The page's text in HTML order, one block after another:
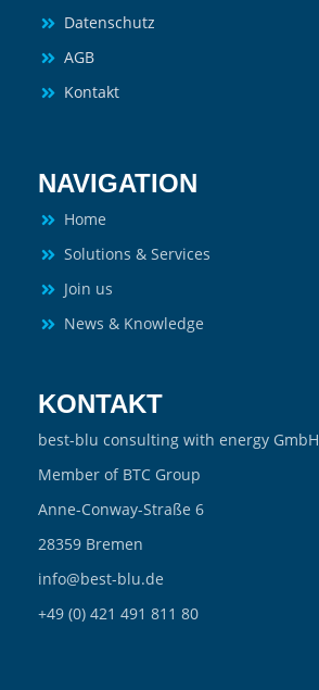
Datenschutz
AGB
Kontakt
NAVIGATION
Home
Solutions & Services
Join us
News & Knowledge
KONTAKT
best-blu consulting with energy GmbH
Member of BTC Group
Anne-Conway-Straße 6
28359 Bremen
info@best-blu.de
+49 (0) 421 491 811 80